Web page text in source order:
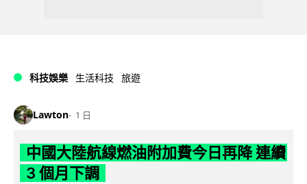
科技娛樂 生活科技 旅遊
Lawton 1 日
中國大陸航線燃油附加費今日再降 連續
3 個月下調